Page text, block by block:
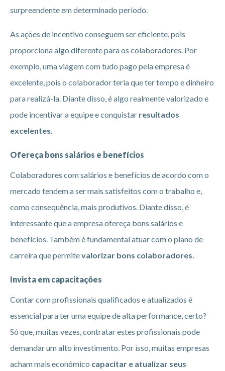
surpreendente em determinado período.
As ações de incentivo conseguem ser eficiente, pois
proporciona algo diferente para os colaboradores. Por
exemplo, uma viagem com tudo pago pela empresa é
excelente, pois o colaborador teria que ter tempo e dinheiro
para realizá-la. Diante disso, é algo realmente valorizado e
pode incentivar a equipe e conquistar resultados
excelentes.
Ofereça bons salários e benefícios
Colaboradores com salários e benefícios de acordo com o
mercado tendem a ser mais satisfeitos com o trabalho e,
como consequência, mais produtivos. Diante disso, é
interessante que a empresa ofereça bons salários e
benefícios. Também é fundamental atuar com o plano de
carreira que permitevalorizar bons colaboradores.
Invista em capacitações
Contar com profissionais qualificados e atualizados é
essencial para ter uma equipe de alta performance, certo?
Só que, muitas vezes, contratar estes profissionais pode
demandar um alto investimento. Por isso, muitas empresas
acham mais econômico capacitar e atualizar seus